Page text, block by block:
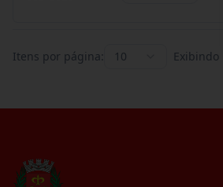
Itens por página: 10 Exibindo